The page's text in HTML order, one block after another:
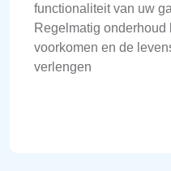
functionaliteit van uw
Regelmatig
voorkomen en de
verlengen